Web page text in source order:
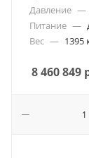
Давление —
Питание —
Вес — 1395
8 460 849